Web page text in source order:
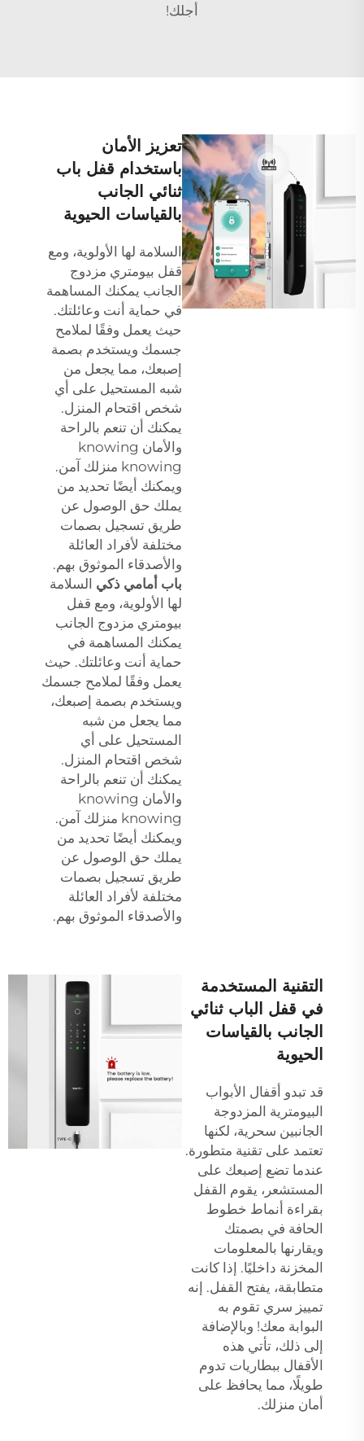
أجلك!
تعزيز الأمان
باستخدام قفل باب
ثنائي الجانب
بالقياسات الحيوية
السلامة لها الأولوية، ومع
قفل بيومتري مزدوج
الجانب يمكنك المساهمة
في حماية أنت وعائلتك.
حيث يعمل وفقًا لملامح
جسمك ويستخدم بصمة
إصبعك، مما يجعل من
شبه المستحيل على أي
شخص اقتحام المنزل.
يمكنك أن تنعم بالراحة
والأمان knowing
knowing منزلك آمن.
ويمكنك أيضًا تحديد من
يملك حق الوصول عن
طريق تسجيل بصمات
مختلفة لأفراد العائلة
والأصدقاء الموثوق بهم.
باب أمامي ذكي السلامة
لها الأولوية، ومع قفل
بيومتري مزدوج الجانب
يمكنك المساهمة في
حماية أنت وعائلتك. حيث
يعمل وفقًا لملامح جسمك
ويستخدم بصمة إصبعك،
مما يجعل من شبه
المستحيل على أي
شخص اقتحام المنزل.
يمكنك أن تنعم بالراحة
والأمان knowing
knowing منزلك آمن.
ويمكنك أيضًا تحديد من
يملك حق الوصول عن
طريق تسجيل بصمات
مختلفة لأفراد العائلة
والأصدقاء الموثوق بهم.
التقنية المستخدمة
في قفل الباب ثنائي
الجانب بالقياسات
الحيوية
قد تبدو أقفال الأبواب
البيومترية المزدوجة
الجانبين سحرية، لكنها
تعتمد على تقنية متطورة.
عندما تضع إصبعك على
المستشعر، يقوم القفل
بقراءة أنماط خطوط
الحافة في بصمتك
ويقارنها بالمعلومات
المخزنة داخليًا. إذا كانت
متطابقة، يفتح القفل. إنه
تمييز سري تقوم به
البوابة معك! وبالإضافة
إلى ذلك، تأتي هذه
الأقفال ببطاريات تدوم
طويلًا، مما يحافظ على
أمان منزلك.